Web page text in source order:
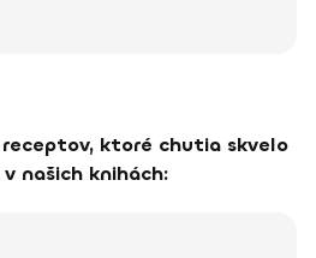
ktoré chutia skvelo
našich knihách: